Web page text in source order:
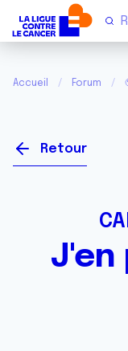
Accueil Forum
Retour
J'en